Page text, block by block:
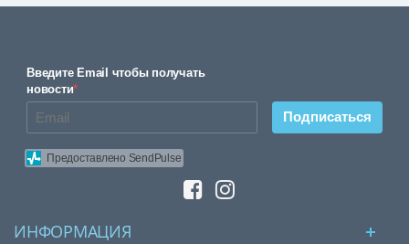
Введите Email чтобы получать
новости*
Подписаться
Предоставлено SendPulse
ИНФОРМАЦИЯ